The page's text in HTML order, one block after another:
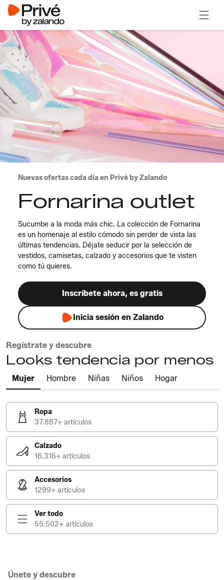
Nuevas ofertas cada día en Privé by Zalando
Fornarina outlet
Sucumbe a la moda más chic. La colección de Fornarina
es un homenaje al estilo cómodo sin perder de vista las
últimas tendencias. Déjate seducir por la selección de
vestidos, camisetas, calzado y accesorios que te visten
como tú quieres.
Inscríbete ahora, es gratis
Inicia sesión en Zalando
Regístrate y descubre
Looks tendencia por menos
Mujer Hombre Niñas Niños Hogar
Ropa
37.887+ artículos
Calzado
16.316+ artículos
Accesorios
1299+ artículos
Ver todo
55.502+ artículos
Únete y descubre